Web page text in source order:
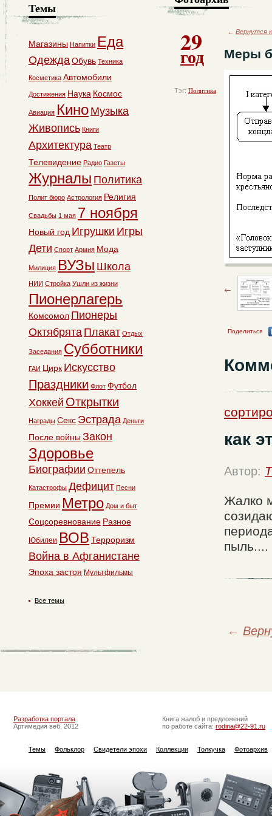
29
год
Тэг: Политика
← Вернутся
Меры
Поделиться
как
Автор:
Жалко
пыль....
←
Темы
Магазины Напитки Еда
ОдеждаОбувь Техника
Косметика Автомобили
Достижения Наука Космос
Авиация Кино Музыка
Живопись Книги
Архитектура Театр
Телевидение Радио Газеты
Журналы Политика
Полит бюро Астрология Религия
Свадьбы 1 мая 7 ноября
Новый год Игрушки Игры
Дети Спорт Армия Мода
Милиция ВУЗы Школа
НИИ Стройка Ушли из жизни
Пионерлагерь
Комсомол Пионеры
Октябрята Плакат Отдых
Заседания Субботники
ГАИ Цирк Искусство
Праздники Флот Футбол
Хоккей Открытки
Награды Секс Эстрада Деньги
После войны Закон
Здоровье
Биографии Оттепель
Катастрофы Дефицит Песни
Премии Метро Дом и быт
Соцсоревнование Разное
Юбилеи ВОВ Терроризм
Война в Афганистане
Эпоха застоя Мультфильмы
Все темы
Разработка портала
Артимедия веб, 2012
Книга жалоб и предложений
по работе сайта: rodina@22-91.ru
Темы Фольклор Свидетели эпохи Коллекции Толкучка Фотоархив